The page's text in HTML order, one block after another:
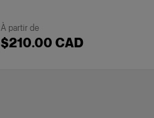
À partir de
$210.00 CAD